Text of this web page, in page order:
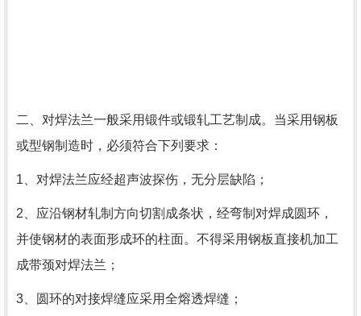
二、对焊法兰一般采用锻件或锻轧工艺制成。当采用钢板
或型钢制造时，必须符合下列要求：
1、对焊法兰应经超声波探伤，无分层缺陷；
2、应沿钢材轧制方向切割成条状，经弯制对焊成圆环，
并使钢材的表面形成环的柱面。不得采用钢板直接机加工
成带颈对焊法兰；
3、圆环的对接焊缝应采用全熔透焊缝；